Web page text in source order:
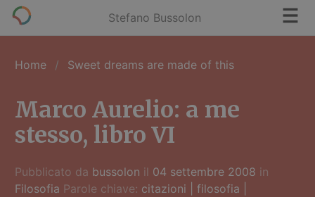
Stefano Bussolon
Home Sweet dreams are made of this
Marco Aurelio: a me
stesso, libro VI
Pubblicato da bussolon il 04 settembre 2008 in
Filosofia Parole chiave: citazioni filosofia